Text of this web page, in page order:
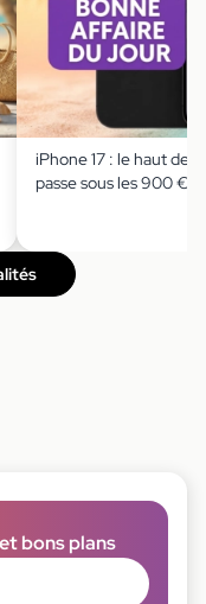
iPhone 17 : le haut de
passe sous les 900 €
bons plans